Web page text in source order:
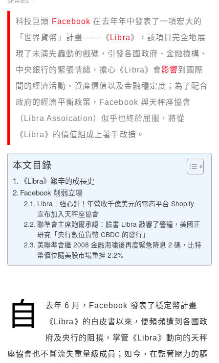
科技巨頭 Facebook 在去年年中發表了一項宏大的
「世界貨幣」計畫 ——《 Libra》，該項目完全地展
現了未演先轟動的戲碼，引發各國政府、金融機構、
中央銀行的緊張情緒，擔心《Libra》會影響到國際
間的經濟活動、資產價值以及金融穩定度；為了配合
政府的經濟平衡政策，Facebook 與天秤座協會
（Libra Assoication）似乎也終於屈服，將從
《Libra》的價值組成上著手改造。
本文目錄
《Libra》艱辛的成長史
Facebook 削弱立場
Libra｜強心針！年營收千億美元的電商平台 Shopify
宣布加入天秤座協會
聯準會主席鮑爾承認：臉書 Libra 敲響了警鐘，美國正
研究「央行數位貨幣 CBDC 的發行」
美聯準會繼 2008 金融海嘯後再度緊急降息 2 碼，比特
幣價位隨美股市場重挫 2.2%
自
去年 6 月，Facebook 發表了穩定幣計畫
《Libra》的白皮書以來，便頻頻遭到各國政
府及央行的阻撓，掌管《Libra》動向的天秤
座協會也不斷流失重量級成員；如今，在監管壓力的驅